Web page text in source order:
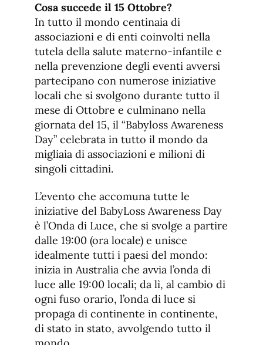
Cosa succede il 15 Ottobre?
In tutto il mondo centinaia di
associazioni e di enti coinvolti nella
tutela della salute materno-infantile e
nella prevenzione degli eventi avversi
partecipano con numerose iniziative
locali che si svolgono durante tutto il
mese di Ottobre e culminano nella
giornata del 15, il “Babyloss Awareness
Day” celebrata in tutto il mondo da
migliaia di associazioni e milioni di
singoli cittadini.
L’evento che accomuna tutte le
iniziative del BabyLoss Awareness Day
è l’Onda di Luce, che si svolge a partire
dalle 19:00 (ora locale) e unisce
idealmente tutti i paesi del mondo:
inizia in Australia che avvia l’onda di
luce alle 19:00 locali; da lì, al cambio di
ogni fuso orario, l’onda di luce si
propaga di continente in continente,
di stato in stato, avvolgendo tutto il